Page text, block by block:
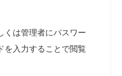
くは管理者にパスワー
を入力することで閲覧